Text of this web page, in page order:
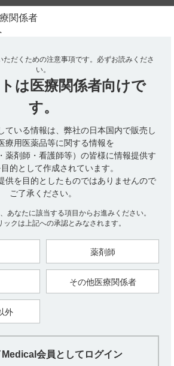
索 Drug Information
】 用法及び用量について教えてく
教えてください。
量には以下の記載があります。
1）
錠（フロプロピオンとして1回40～
経口投与する。
1回2錠を1日3回毎食後経口投与する。
増減する。
フロプロピオンとして1回80mg）を1日3
。
増減する。
対する通常の用法及び用量はフロプロピ
1日3回毎食後経口投与する。
投与する。
だくための注意事項です。 必ずお読みくださ
い。
は 医療関係者向けで
す。
ている情報は、弊社の日本国内で販売し
療用医薬品等に関する情報を
薬剤師・看護師等）の皆様に情報提供す
的として作成されています。
供を目的としたものではありませんので
ご了承ください。
あなたに該当する項目からお進みください。
ックは上記への承認とみなされます。
薬剤師
その他医療関係者
外
Medical会員としてログイン